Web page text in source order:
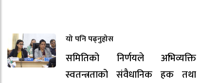
यो पनि पढ्नुहोस
समितिको निर्णयले अभिव्यक्ति
स्वतन्त्रताको संवैधानिक हक तथा